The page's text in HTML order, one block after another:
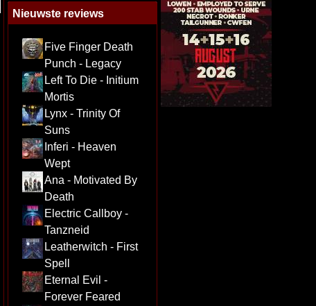
Nieuwste reviews
Five Finger Death
Punch - Legacy
Left To Die - Initium
Mortis
Lynx - Trinity Of
Suns
Inferi - Heaven
Wept
Ana - Motivated By
Death
Electric Callboy -
Tanzneid
Leatherwitch - First
Spell
Eternal Evil -
Forever Feared